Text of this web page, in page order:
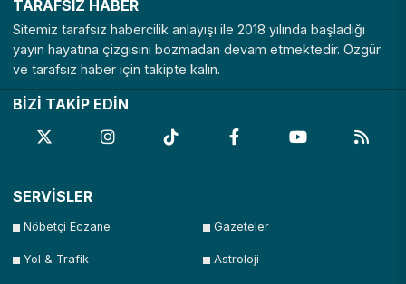
TARAFSIZ HABER
Sitemiz tarafsız habercilik anlayışı ile 2018 yılında başladığı
yayın hayatına çizgisini bozmadan devam etmektedir. Özgür
ve tarafsız haber için takipte kalın.
BİZİ TAKİP EDİN
SERVİSLER
Nöbetçi Eczane Gazeteler
Yol & Trafik Astroloji